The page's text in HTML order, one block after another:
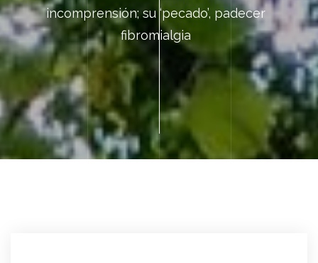
incomprensión; su ‘pecado’, padecer
fibromialgia